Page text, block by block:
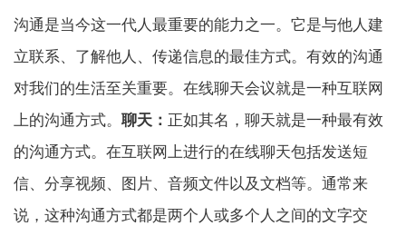
沟通是当今这一代人最重要的能力之一。它是与他人建
立联系、了解他人、传递信息的最佳方式。有效的沟通
对我们的生活至关重要。在线聊天会议就是一种互联网
上的沟通方式。聊天： 正如其名，聊天就是一种最有效
的沟通方式。在互联网上进行的在线聊天包括发送短
信、分享视频、图片、音频文件以及文档等。通常来
说，这种沟通方式都是两个人或多个人之间的文字交